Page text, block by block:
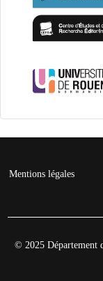
Mentions légales
© 2025 Département